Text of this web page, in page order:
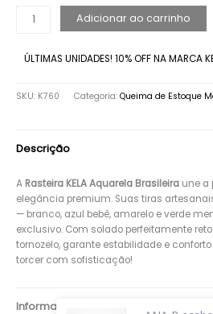
Adicionar ao carrinho
ÚLTIMAS UNIDADES! 10% OFF NA MARCA
SKU: K760 Categoria: Queima de Estoque
Descrição
A Rasteira KELA Aquarela Brasileira une a
elegância premium. Suas tiras
— branco, azul bebê, amarelo e verde
exclusivo. Com solado perfeitamente
tornozelo, garante estabilidade e
torcer com sofisticação!
Informação adicional